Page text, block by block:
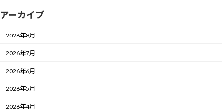
アーカイブ
2026年8月
2026年7月
2026年6月
2026年5月
2026年4月